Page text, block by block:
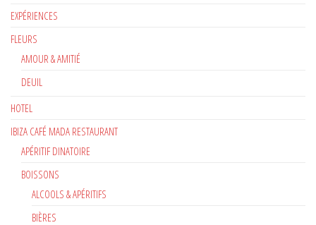
EXPÉRIENCES
FLEURS
AMOUR & AMITIÉ
DEUIL
HOTEL
IBIZA CAFÉ MADA RESTAURANT
APÉRITIF DINATOIRE
BOISSONS
ALCOOLS & APÉRITIFS
BIÈRES